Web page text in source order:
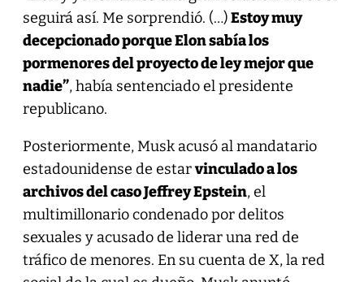
seguirá así. Me sorprendió. (…)Estoy muy
decepcionado porque Elon sabía los
pormenores del proyecto de ley mejor que
nadie”, había sentenciado el presidente
republicano.
Posteriormente, Musk acusó al mandatario
estadounidense de estarvinculado a los
archivos del caso Jeffrey Epstein, el
multimillonario condenado por delitos
sexuales y acusado de liderar una red de
tráfico de menores. En su cuenta de X, la red